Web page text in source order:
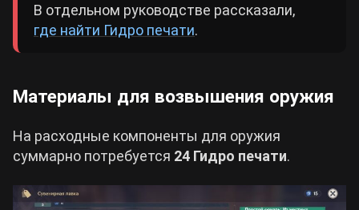
В отдельном руководстве рассказали,
где найти Гидро печати.
Материалы для возвышения оружия
На расходные компоненты для оружия
суммарно потребуется 24 Гидро печати.